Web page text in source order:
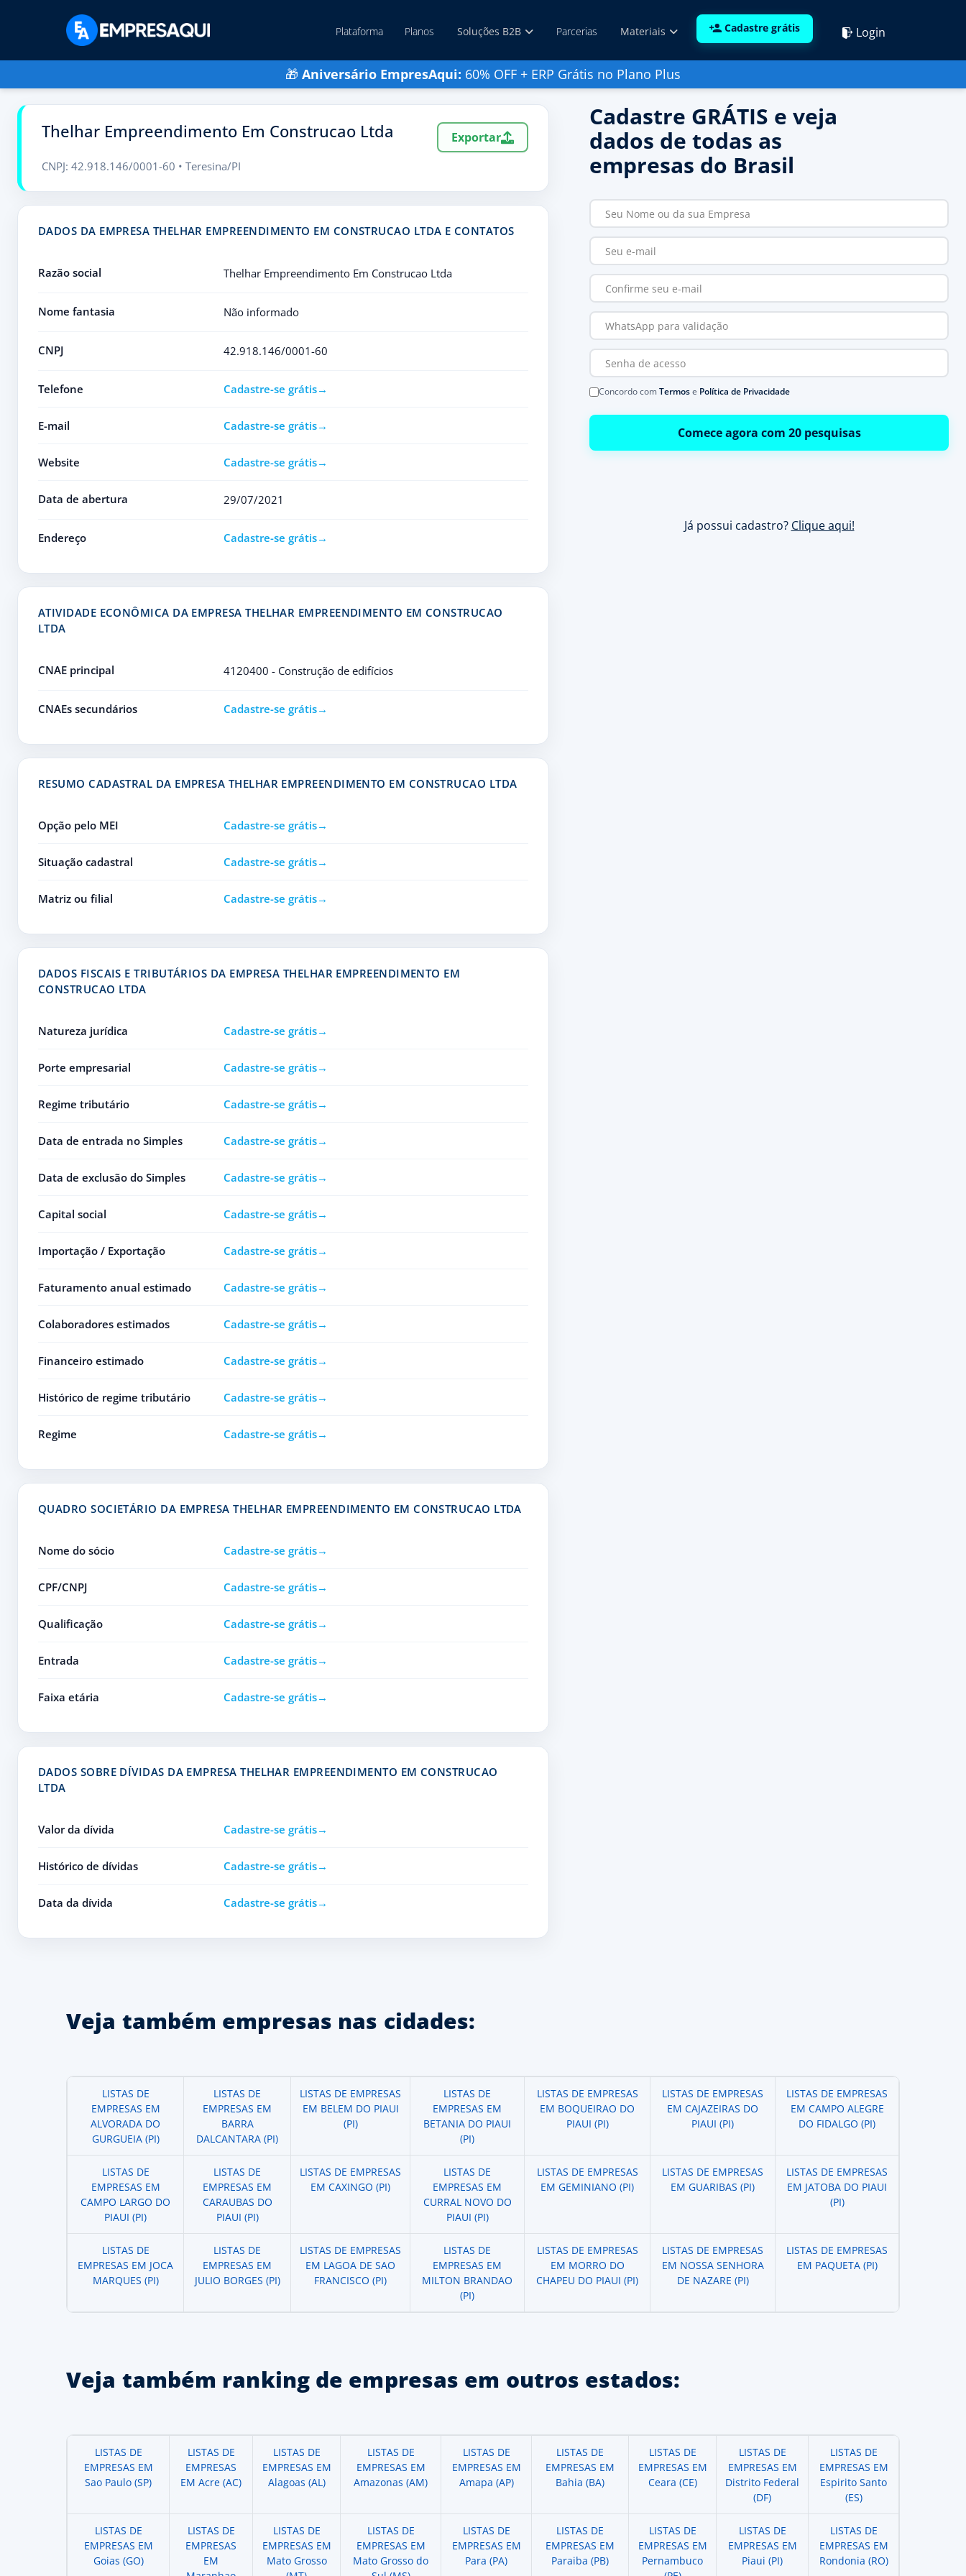
Plataforma Planos Soluções B2B Parcerias Materiais Cadastre grátis Login
🎁 Aniversário EmpresAqui: 60% OFF + ERP Grátis no Plano Plus
Thelhar Empreendimento Em Construcao Ltda Exportar
CNPJ: 42.918.146/0001-60 • Teresina/PI
DADOS DA EMPRESA THELHAR EMPREENDIMENTO EM CONSTRUCAO LTDA E CONTATOS
Razão social Thelhar Empreendimento Em Construcao Ltda
Nome fantasia Não informado
CNPJ 42.918.146/0001-60
Telefone Cadastre-se grátis
E-mail Cadastre-se grátis
Website Cadastre-se grátis
Data de abertura 29/07/2021
Endereço Cadastre-se grátis
ATIVIDADE ECONÔMICA DA EMPRESA THELHAR EMPREENDIMENTO EM CONSTRUCAO
LTDA
CNAE principal 4120400 - Construção de edifícios
CNAEs secundários Cadastre-se grátis
RESUMO CADASTRAL DA EMPRESA THELHAR EMPREENDIMENTO EM CONSTRUCAO LTDA
Opção pelo MEI Cadastre-se grátis
Situação cadastral Cadastre-se grátis
Matriz ou filial Cadastre-se grátis
DADOS FISCAIS E TRIBUTÁRIOS DA EMPRESA THELHAR EMPREENDIMENTO EM
CONSTRUCAO LTDA
Natureza jurídica Cadastre-se grátis
Porte empresarial Cadastre-se grátis
Regime tributário Cadastre-se grátis
Data de entrada no Simples Cadastre-se grátis
Data de exclusão do Simples Cadastre-se grátis
Capital social Cadastre-se grátis
Importação / Exportação Cadastre-se grátis
Faturamento anual estimado Cadastre-se grátis
Colaboradores estimados Cadastre-se grátis
Financeiro estimado Cadastre-se grátis
Histórico de regime tributário Cadastre-se grátis
Regime Cadastre-se grátis
QUADRO SOCIETÁRIO DA EMPRESA THELHAR EMPREENDIMENTO EM CONSTRUCAO LTDA
Nome do sócio Cadastre-se grátis
CPF/CNPJ Cadastre-se grátis
Qualificação Cadastre-se grátis
Entrada Cadastre-se grátis
Faixa etária Cadastre-se grátis
DADOS SOBRE DÍVIDAS DA EMPRESA THELHAR EMPREENDIMENTO EM CONSTRUCAO
LTDA
Valor da dívida Cadastre-se grátis
Histórico de dívidas Cadastre-se grátis
Data da dívida Cadastre-se grátis
Cadastre GRÁTIS e veja
dados de todas as
empresas do Brasil
Concordo comTermose Política de Privacidade
Comece agora com 20 pesquisas
Já possui cadastro? Clique aqui!
Veja também empresas nas cidades:
LISTAS DE
EMPRESAS EM
ALVORADA DO
GURGUEIA (PI)
LISTAS DE
EMPRESAS EM
BARRA
DALCANTARA (PI)
LISTAS DE EMPRESAS
EM BELEM DO PIAUI
(PI)
LISTAS DE
EMPRESAS EM
BETANIA DO PIAUI
(PI)
LISTAS DE EMPRESAS
EM BOQUEIRAO DO
PIAUI (PI)
LISTAS DE EMPRESAS
EM CAJAZEIRAS DO
PIAUI (PI)
LISTAS DE EMPRESAS
EM CAMPO ALEGRE
DO FIDALGO (PI)
LISTAS DE
EMPRESAS EM
CAMPO LARGO DO
PIAUI (PI)
LISTAS DE
EMPRESAS EM
CARAUBAS DO
PIAUI (PI)
LISTAS DE EMPRESAS
EM CAXINGO (PI)
LISTAS DE
EMPRESAS EM
CURRAL NOVO DO
PIAUI (PI)
LISTAS DE EMPRESAS
EM GEMINIANO (PI)
LISTAS DE EMPRESAS
EM GUARIBAS (PI)
LISTAS DE EMPRESAS
EM JATOBA DO PIAUI
(PI)
LISTAS DE
EMPRESAS EM JOCA
MARQUES (PI)
LISTAS DE
EMPRESAS EM
JULIO BORGES (PI)
LISTAS DE EMPRESAS
EM LAGOA DE SAO
FRANCISCO (PI)
LISTAS DE
EMPRESAS EM
MILTON BRANDAO
(PI)
LISTAS DE EMPRESAS
EM MORRO DO
CHAPEU DO PIAUI (PI)
LISTAS DE EMPRESAS
EM NOSSA SENHORA
DE NAZARE (PI)
LISTAS DE EMPRESAS
EM PAQUETA (PI)
Veja também ranking de empresas em outros estados:
LISTAS DE
EMPRESAS EM
Sao Paulo (SP)
LISTAS DE
EMPRESAS
EM Acre (AC)
LISTAS DE
EMPRESAS EM
Alagoas (AL)
LISTAS DE
EMPRESAS EM
Amazonas (AM)
LISTAS DE
EMPRESAS EM
Amapa (AP)
LISTAS DE
EMPRESAS EM
Bahia (BA)
LISTAS DE
EMPRESAS EM
Ceara (CE)
LISTAS DE
EMPRESAS EM
Distrito Federal
(DF)
LISTAS DE
EMPRESAS EM
Espirito Santo
(ES)
LISTAS DE
EMPRESAS EM
Goias (GO)
LISTAS DE
EMPRESAS
EM
LISTAS DE
EMPRESAS EM
Mato Grosso
LISTAS DE
EMPRESAS EM
Mato Grosso do
LISTAS DE
EMPRESAS EM
Para (PA)
LISTAS DE
EMPRESAS EM
Paraiba (PB)
LISTAS DE
EMPRESAS EM
Pernambuco
LISTAS DE
EMPRESAS EM
Piaui (PI)
LISTAS DE
EMPRESAS EM
Rondonia (RO)